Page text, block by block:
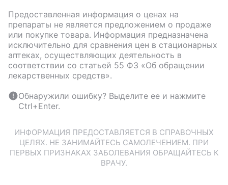
Предоставленная информация о ценах на
препараты не является предложением о продаже
или покупке товара. Информация предназначена
исключительно для сравнения цен в стационарных
аптеках, осуществляющих деятельность в
соответствии со статьей 55 ФЗ «Об обращении
лекарственных средств».
Обнаружили ошибку? Выделите ее и нажмите
Ctrl+Enter.
ИНФОРМАЦИЯ ПРЕДОСТАВЛЯЕТСЯ В СПРАВОЧНЫХ
ЦЕЛЯХ. НЕ ЗАНИМАЙТЕСЬ САМОЛЕЧЕНИЕМ. ПРИ
ПЕРВЫХ ПРИЗНАКАХ ЗАБОЛЕВАНИЯ ОБРАЩАЙТЕСЬ К
ВРАЧУ.